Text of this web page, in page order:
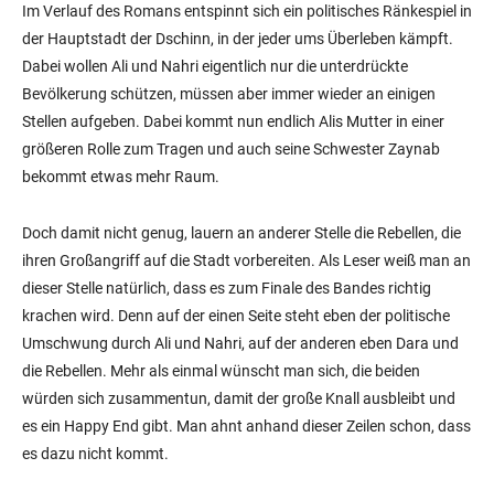
Im Verlauf des Romans entspinnt sich ein politisches Ränkespiel in
der Hauptstadt der Dschinn, in der jeder ums Überleben kämpft.
Dabei wollen Ali und Nahri eigentlich nur die unterdrückte
Bevölkerung schützen, müssen aber immer wieder an einigen
Stellen aufgeben. Dabei kommt nun endlich Alis Mutter in einer
größeren Rolle zum Tragen und auch seine Schwester Zaynab
bekommt etwas mehr Raum.
Doch damit nicht genug, lauern an anderer Stelle die Rebellen, die
ihren Großangriff auf die Stadt vorbereiten. Als Leser weiß man an
dieser Stelle natürlich, dass es zum Finale des Bandes richtig
krachen wird. Denn auf der einen Seite steht eben der politische
Umschwung durch Ali und Nahri, auf der anderen eben Dara und
die Rebellen. Mehr als einmal wünscht man sich, die beiden
würden sich zusammentun, damit der große Knall ausbleibt und
es ein Happy End gibt. Man ahnt anhand dieser Zeilen schon, dass
es dazu nicht kommt.